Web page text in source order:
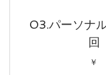
03.パーソナ
回
￥